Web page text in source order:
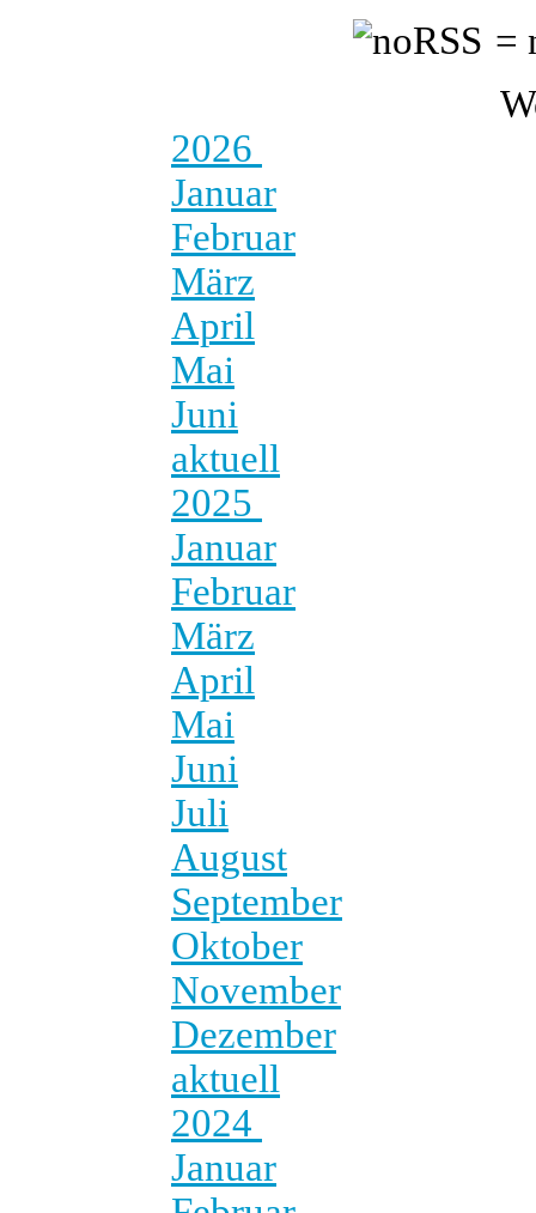
=
2026
Januar
Februar
März
April
Mai
Juni
aktuell
2025
Januar
Februar
März
April
Mai
Juni
Juli
August
September
Oktober
November
Dezember
aktuell
2024
Januar